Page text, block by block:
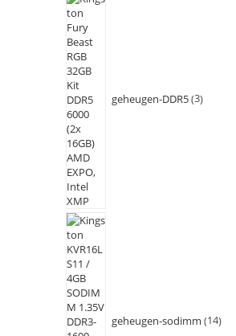
geheugen-DDR5 3
geheugen-sodimm 14